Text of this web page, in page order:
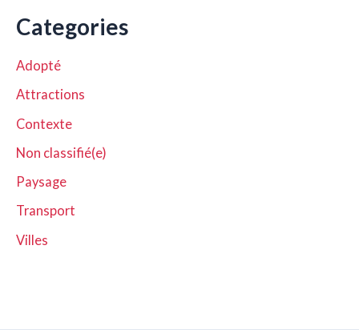
Categories
Adopté
Attractions
Contexte
Non classifié(e)
Paysage
Transport
Villes